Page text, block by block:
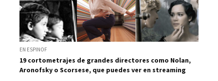
EN ESPINOF
19 cortometrajes de grandes directores como Nolan,
Aronofsky o Scorsese, que puedes ver en streaming